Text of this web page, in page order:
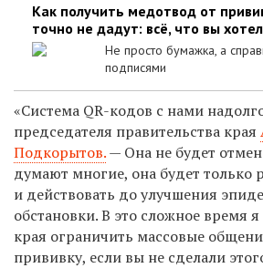
Как получить медотвод от
точно не дадут: всё, что вы
Не просто бумажка, а
подписями
«Система QR-кодов с нами
председателя правительства края
Подкорытов.— Она не будет
думают многие, она будет только
и действовать до улучшения
обстановки. В это сложное время
края ограничить массовые
прививку, если вы не сделали